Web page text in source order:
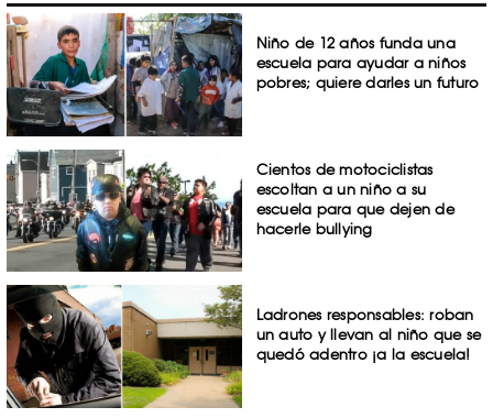
Niño de 12 años funda una
escuela para ayudar a niños
pobres; quiere darles un futuro
Cientos de motociclistas
escoltan a un niño a su
escuela para que dejen de
hacerle bullying
Ladrones responsables: roban
un auto y llevan al niño que se
quedó adentro ¡a la escuela!